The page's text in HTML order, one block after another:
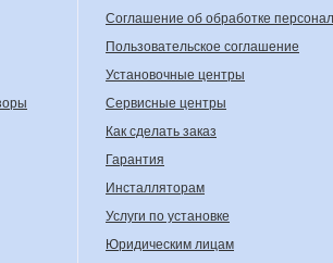
Соглашение об обработке
Пользовательское соглашение
Установочные центры
Сервисные центры
Как сделать заказ
Гарантия
Инсталляторам
Услуги по установке
Юридическим лицам